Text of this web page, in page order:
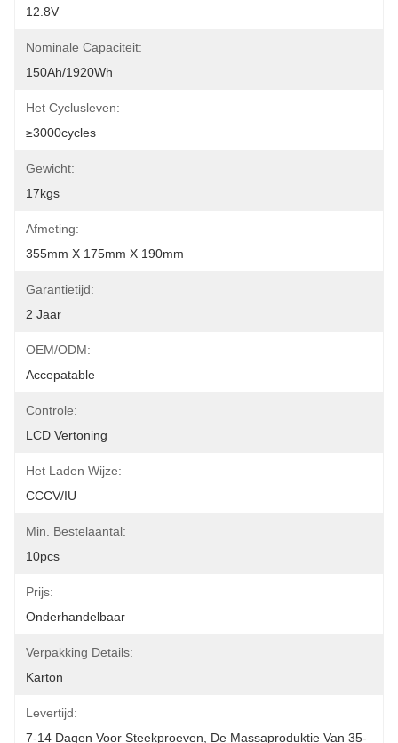
12.8V
Nominale Capaciteit:
150Ah/1920Wh
Het Cyclusleven:
≥3000cycles
Gewicht:
17kgs
Afmeting:
355mm X 175mm X 190mm
Garantietijd:
2 Jaar
OEM/ODM:
Accepatable
Controle:
LCD Vertoning
Het Laden Wijze:
CCCV/IU
Min. Bestelaantal:
10pcs
Prijs:
Onderhandelbaar
Verpakking Details:
Karton
Levertijd:
7-14 Dagen Voor Steekproeven, De Massaproduktie Van 35-